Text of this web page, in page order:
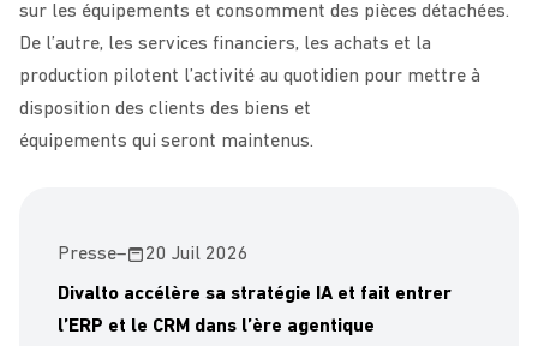
sur les équipements et consomment des pièces détachées.
De l’autre, les services financiers, les achats et la
production pilotent l’activité au quotidien pour mettre à
disposition des clients des biens et
équipements qui seront maintenus.
Presse– 20 Juil 2026
Divalto accélère sa stratégie IA et fait entrer
l’ERP et le CRM dans l’ère agentique